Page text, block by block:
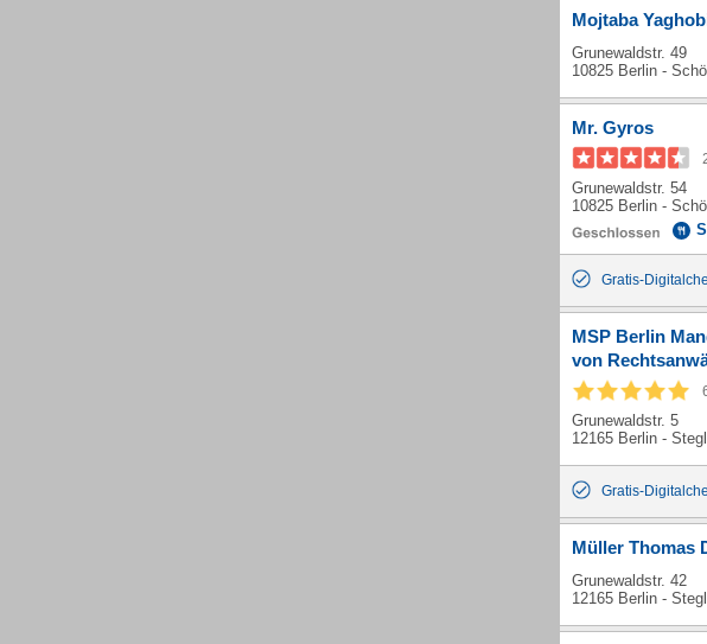
Mojtaba
Grunewaldstr. 49
10825 Berlin -
Mr. Gyros
Grunewaldstr. 54
10825 Berlin -
Gratis-
MSP Berlin
von
Grunewaldstr. 5
12165 Berlin -
Gratis-
Müller Thomas
Grunewaldstr. 42
12165 Berlin -